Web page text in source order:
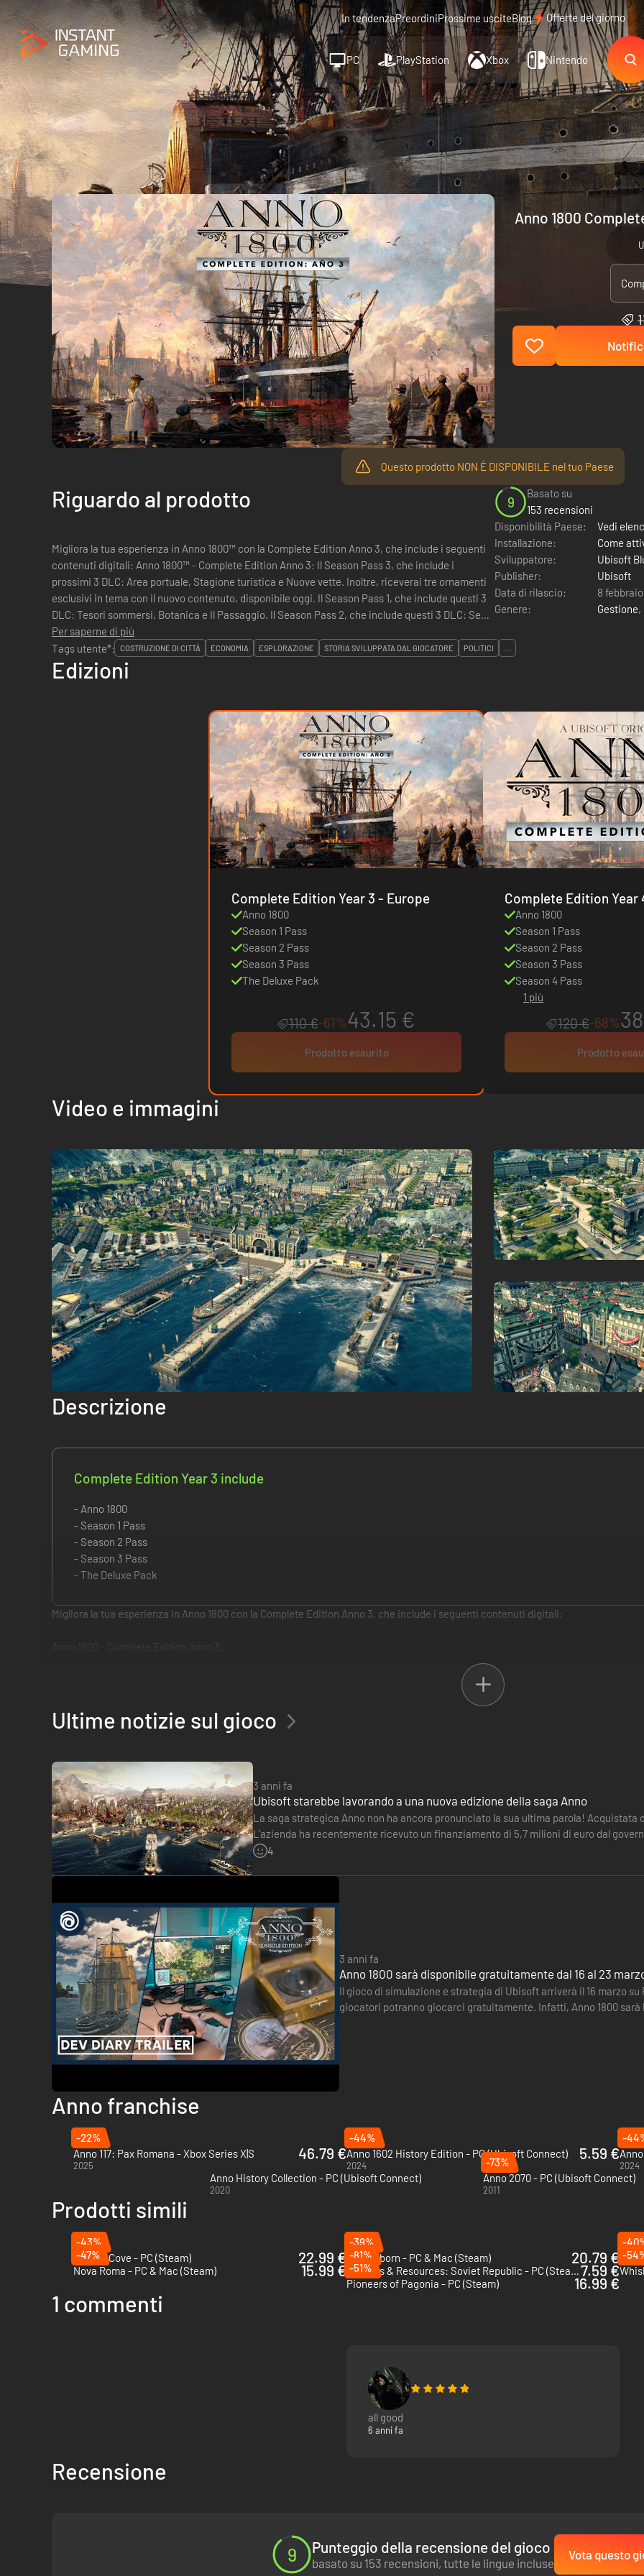
In tendenzaPreordiniProssime usciteBlog Offerte del giorno
PC PlayStation Xbox Nintendo
Anno 1800
Questo prodotto NON È DISPONIBILE nel tuo Paese
Riguardo al prodotto
Migliora la tua esperienza in Anno 1800™ con la Complete Edition Anno 3, che include i seguenti
contenuti digitali: Anno 1800™ - Complete Edition Anno 3: Il Season Pass 3, che include i
prossimi 3 DLC: Area portuale, Stagione turistica e Nuove vette. Inoltre, riceverai tre ornamenti
esclusivi in tema con il nuovo contenuto, disponibile oggi. Il Season Pass 1, che include questi 3
DLC: Tesori sommersi, Botanica e Il Passaggio. Il Season Pass 2, che include questi 3 DLC: Sede
del Pote...
Per saperne di più
9
Basato su
153 recensioni
Disponibilità Paese:
Vedi
Installazione:
Come
Sviluppatore:
Ubisoft
Publisher:
Ubisoft
Data di rilascio:
8
Genere:
Gestione,
Tags utente*: COSTRUZIONE DI CITTÀ ECONOMIA ESPLORAZIONE STORIA SVILUPPATA DAL GIOCATORE POLITICI ...
Edizioni
Complete Edition Year 3 - Europe
Anno 1800
Season 1 Pass
Season 2 Pass
Season 3 Pass
The Deluxe Pack
110 €-61%43.15 €
Prodotto esaurito
Complete Edition Year
Anno 1800
Season 1 Pass
Season 2 Pass
Season 3 Pass
Season 4 Pass
1 più
120 €-68%
Prodotto
Video e immagini
Descrizione
Complete Edition Year 3 include
- Anno 1800
- Season 1 Pass
- Season 2 Pass
- Season 3 Pass
- The Deluxe Pack
Migliora la tua esperienza in Anno 1800 con la Complete Edition Anno 3, che include i seguenti contenuti digitali:
Il Season Pass 3, che include i prossimi 3 DLC: Area portuale, Stagione turistica e Nuove vette.
Il Season Pass 1, che include questi 3 DLC: Tesori sommersi, Botanica e Il Passaggio.
Il Season Pass 2, che include questi 3 DLC: Sede del Potere, Raccolto Abbondante e Terra di Leoni.
Ultime notizie sul gioco
3 anni fa
Ubisoft starebbe lavorando a una nuova edizione della saga Anno
La saga strategica Anno non ha ancora pronunciato la sua ultima parola! Acquistata
L'azienda ha recentemente ricevuto un finanziamento di 5,7 milioni di euro dal
GamesWirtschaft…
4
3 anni fa
Anno 1800 sarà disponibile gratuitamente dal 16 al 23
Il gioco di simulazione e strategia di Ubisoft arriverà il 16 marzo
giocatori potranno giocarci gratuitamente. Infatti, Anno 1800 sarà
Anno franchise
-22%
Anno 117: Pax Romana - Xbox Series X|S
2025
46.79 €
-44%
Anno 1602 History Edition - PC (Ubisoft Connect)
2024
5.59 €
-
2024
Anno History Collection - PC (Ubisoft Connect)
2020
-73%
Anno 2070 - PC (Ubisoft Connect)
2011
Prodotti simili
-43%
Corsair Cove - PC (Steam)
22.99 €
-39%
Timberborn - PC & Mac (Steam)
20.79 €
-
-47%
Nova Roma - PC & Mac (Steam)
15.99 €
-81%
Workers & Resources: Soviet Republic - PC (Steam)7.59 €
-
-51%
Pioneers of Pagonia - PC (Steam)
16.99 €
1 commenti
all good
6 anni fa
Recensione
9 Punteggio della recensione del gioco
basato su 153 recensioni, tutte le lingue incluse
Vota questo